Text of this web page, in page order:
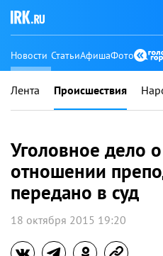
Новости СтатьиАфишаФото
Лента Происшествия
Уголовное дело
отношении
передано в суд
18 октября 2015 19:20